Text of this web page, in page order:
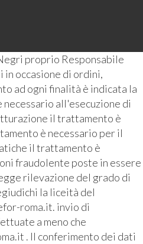
proprio Responsabile
occasione di ordini,
ad ogni finalità è indicata la
all'esecuzione di
il trattamento è
è necessario per il
il trattamento è
fraudolente poste in essere
rilevazione del grado di
la liceità del
roma.it. invio di
a meno che
. Il conferimento dei dati